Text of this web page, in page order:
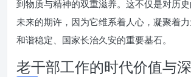
到物质与精神的双重滋养。这不仅是对历
未来的期许，因为它维系着人心，凝聚着
和谐稳定、国家长治久安的重要基石。
老干部工作的时代价值与